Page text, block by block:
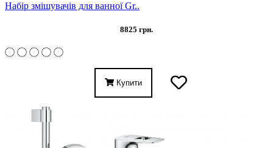
Набір змішувачів для ванної Gr..
8825 грн.
Купити